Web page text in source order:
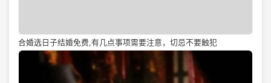
合婚选日子结婚免费,有几点事项需要注意，切忌不要触犯